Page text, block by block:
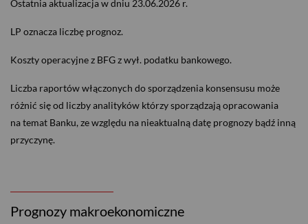
Ostatnia aktualizacja w dniu 23.06.2026 r.
LP oznacza liczbę prognoz.
Koszty operacyjne z BFG z wył. podatku bankowego.
Liczba raportów włączonych do sporządzenia konsensusu może
różnić się od liczby analityków którzy sporządzają opracowania
na temat Banku, ze względu na nieaktualną datę prognozy bądź inną
przyczynę.
Prognozy makroekonomiczne